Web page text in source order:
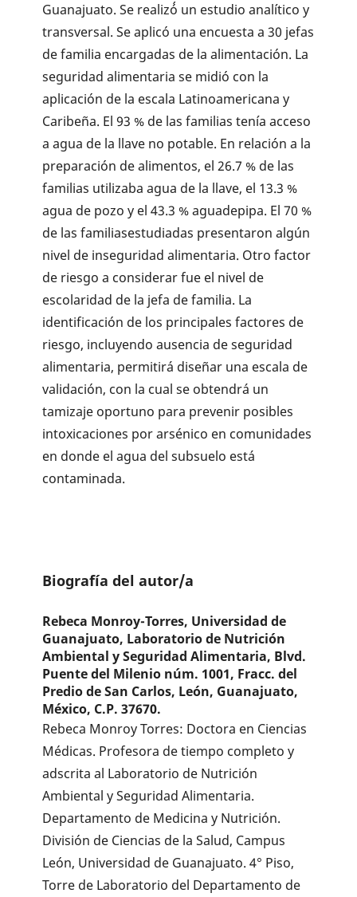
Guanajuato. Se realizó́ un estudio analítico y
transversal. Se aplicó una encuesta a 30 jefas
de familia encargadas de la alimentación. La
seguridad alimentaria se midió con la
aplicación de la escala Latinoamericana y
Caribeña. El 93 % de las familias tenía acceso
a agua de la llave no potable. En relación a la
preparación de alimentos, el 26.7 % de las
familias utilizaba agua de la llave, el 13.3 %
agua de pozo y el 43.3 % aguadepipa. El 70 %
de las familiasestudiadas presentaron algún
nivel de inseguridad alimentaria. Otro factor
de riesgo a considerar fue el nivel de
escolaridad de la jefa de familia. La
identificación de los principales factores de
riesgo, incluyendo ausencia de seguridad
alimentaria, permitirá diseñar una escala de
validación, con la cual se obtendrá un
tamizaje oportuno para prevenir posibles
intoxicaciones por arsénico en comunidades
en donde el agua del subsuelo está
contaminada.
Biografía del autor/a
Rebeca Monroy-Torres, Universidad de
Guanajuato, Laboratorio de Nutrición
Ambiental y Seguridad Alimentaria, Blvd.
Puente del Milenio núm. 1001, Fracc. del
Predio de San Carlos, León, Guanajuato,
México, C.P. 37670.
Rebeca Monroy Torres: Doctora en Ciencias
Médicas. Profesora de tiempo completo y
adscrita al Laboratorio de Nutrición
Ambiental y Seguridad Alimentaria.
Departamento de Medicina y Nutrición.
División de Ciencias de la Salud, Campus
León, Universidad de Guanajuato. 4° Piso,
Torre de Laboratorio del Departamento de